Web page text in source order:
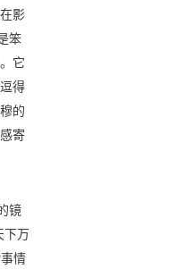
影
笨
它
得
的
寄
镜
下万
情